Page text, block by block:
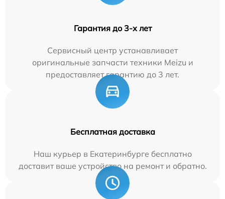
Гарантия до 3-х лет
Сервисный центр устанавливает
оригинальные запчасти техники Meizu и
предоставляет гарантию до 3 лет.
Бесплатная доставка
Наш курьер в Екатеринбурге бесплатно
доставит ваше устройство на ремонт и обратно.